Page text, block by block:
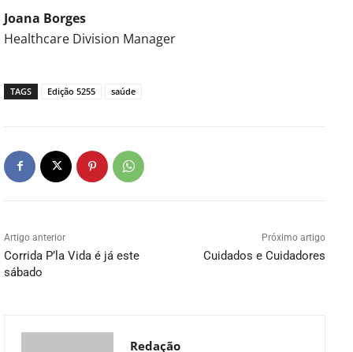
Joana Borges
Healthcare Division Manager
TAGS Edição 5255 saúde
Artigo anterior
Corrida P’la Vida é já este
sábado
Próximo artigo
Cuidados e Cuidadores
Redação